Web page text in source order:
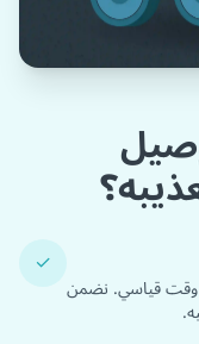
✓
وقت قياسي. نضمن